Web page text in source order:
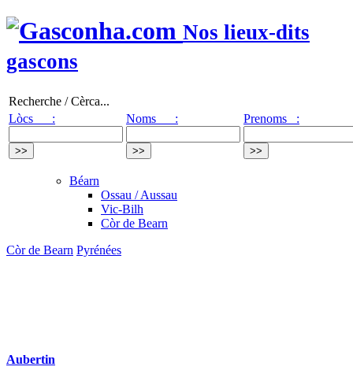
Nos lieux-dits
gascons
Recherche / Cèrca...
Lòcs :
Noms : Prenoms :
Béarn
Ossau / Aussau
Vic-Bilh
Còr de Bearn
Còr de Bearn Pyrénées
Aubertin